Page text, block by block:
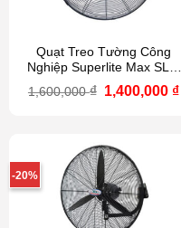
Quạt Treo Tường Công
Nghiệp Superlite Max SLW
750
1,600,000₫ Giá
1,400,000 ₫
-20%